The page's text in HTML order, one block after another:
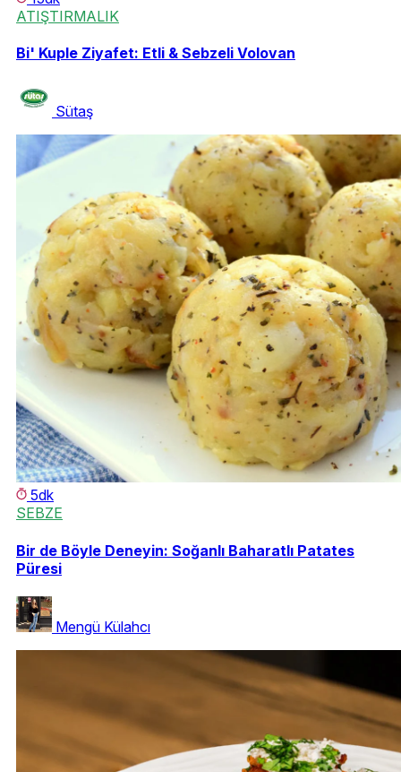
ATIŞTIRMALIK
Bi' Kuple Ziyafet: Etli & Sebzeli Volovan
Sütaş
5dk
SEBZE
Bir de Böyle Deneyin: Soğanlı Baharatlı Patates
Püresi
Mengü Külahcı